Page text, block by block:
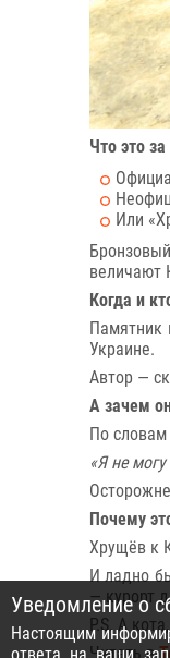
Что это
Или
величают
Когда и
Памятник
Украине.
Автор —
А зачем
По словам
«Я не
Почему
Хрущёв к
И ладно
— курорт
P.S. А
Читать в
Уведомление о
Настоящим